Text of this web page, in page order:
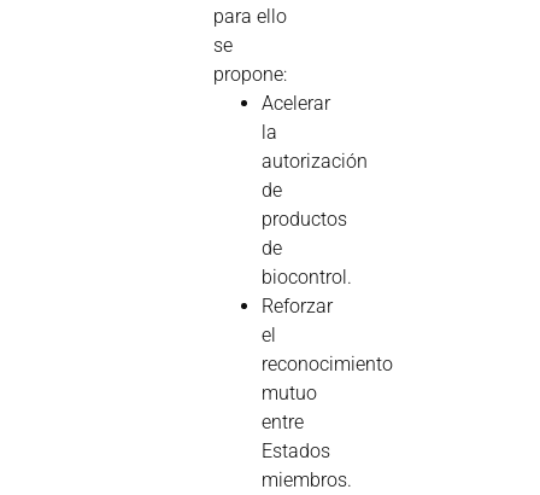
para ello
se
propone:
Acelerar
la
autorización
de
productos
de
biocontrol.
Reforzar
el
reconocimiento
mutuo
entre
Estados
miembros.